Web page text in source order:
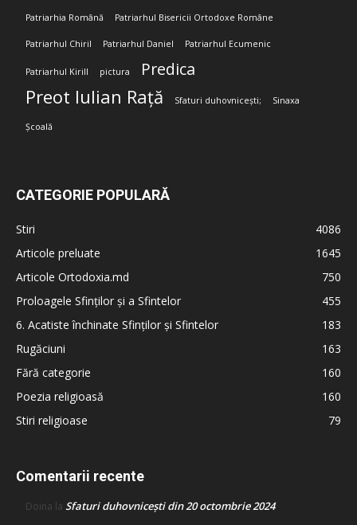
Patriarhia Română Patriarhul Bisericii Ortodoxe Române
Patriarhul Chiril Patriarhul Daniel Patriarhul Ecumenic
Patriarhul Kirill pictura Predica
Preot Iulian Rață Sfaturi duhovnicești; Sinaxa
Școală
CATEGORIE POPULARĂ
Stiri
4086
Articole preluate
1645
Articole Ortodoxia.md
750
Proloagele Sfinților și a Sfintelor
455
6. Acatiste închinate Sfinților și Sfintelor
183
Rugăciuni
163
Fără categorie
160
Poezia religioasă
160
Stiri religioase
79
Comentarii recente
Doina la Sfaturi duhovnicești din 20 octombrie 2024